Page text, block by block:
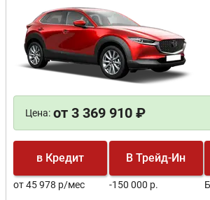
Цена: от 3 369 910 ₽
в Кредит
от 45 978 р/мес
В Трейд-Ин
-150 000 р.